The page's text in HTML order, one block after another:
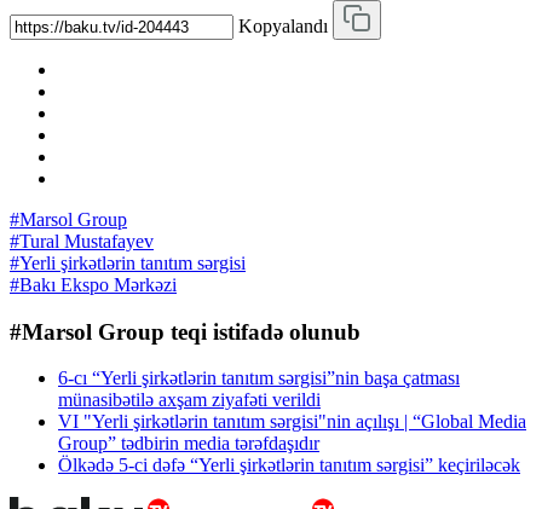
Kopyalandı
#Marsol Group
#Tural Mustafayev
#Yerli şirkətlərin tanıtım sərgisi
#Bakı Ekspo Mərkəzi
#Marsol Group teqi istifadə olunub
6-cı “Yerli şirkətlərin tanıtım sərgisi”nin başa çatması
münasibətilə axşam ziyafəti verildi
VI "Yerli şirkətlərin tanıtım sərgisi"nin açılışı | “Global Media
Group” tədbirin media tərəfdaşıdır
Ölkədə 5-ci dəfə “Yerli şirkətlərin tanıtım sərgisi” keçiriləcək